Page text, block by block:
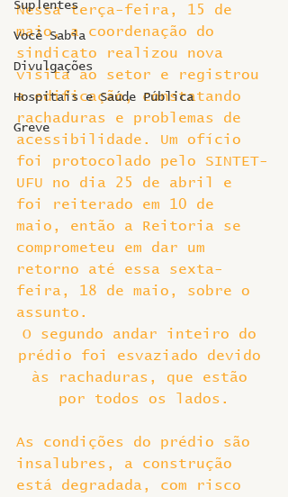
Suplentes
Você Sabia
Divulgações
Hospitais e Saúde Pública
Greve
Nessa terça-feira, 15 de
maio, a coordenação do
sindicato realizou nova
visita ao setor e registrou
a edificação, constatando
rachaduras e problemas de
acessibilidade. Um ofício
foi protocolado pelo SINTET-
UFU no dia 25 de abril e
foi reiterado em 10 de
maio, então a Reitoria se
comprometeu em dar um
retorno até essa sexta-
feira, 18 de maio, sobre o
assunto.
O segundo andar inteiro do
prédio foi esvaziado devido
às rachaduras, que estão
por todos os lados.
As condições do prédio são
insalubres, a construção
está degradada, com risco